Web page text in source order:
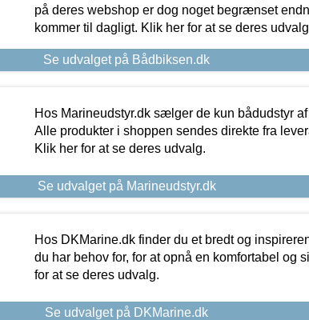
på deres webshop er dog noget begrænset
kommer til dagligt. Klik her for at se deres
Se udvalget på Bådbiksen.dk
Hos Marineudstyr.dk sælger de kun bådudstyr
Alle produkter i shoppen sendes direkte fra
Klik her for at se deres udvalg.
Se udvalget på Marineudstyr.dk
Hos DKMarine.dk finder du et bredt og
du har behov for, for at opnå en komfortabel og
for at se deres udvalg.
Se udvalget på DKMarine.dk